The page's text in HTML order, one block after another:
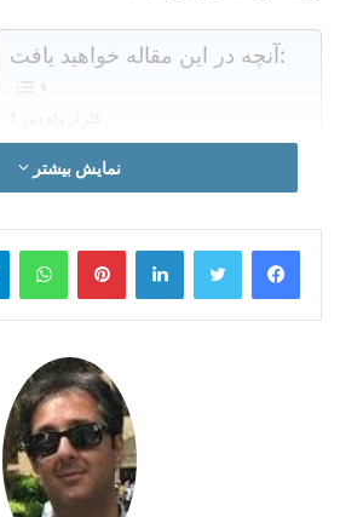
آنچه در این مقاله خواهید یافت:
۱٫ دستیار مجازی
۵٫ برنامه ریز سفر
۶٫ نویسنده
۷٫ مدیر شبکه های اجتماعی
۸٫ ثبت داده
۹٫ پشتیان محصول/خدمات (مرکز تماس)
یافتن شغل های خانگی واقعی
آیا این شغل خانگی کلاه­برداری است؟
به دنبال مرجع باشید
کلام آخر
نمایش بیشتر
لینکدین ‫پین‌ترستواتس آپ